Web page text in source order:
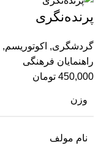
پرنده‌نگری
گردشگری, اکوتوریسم,
راهنمایان فرهنگی
450,000 تومان
وزن
نام مولف